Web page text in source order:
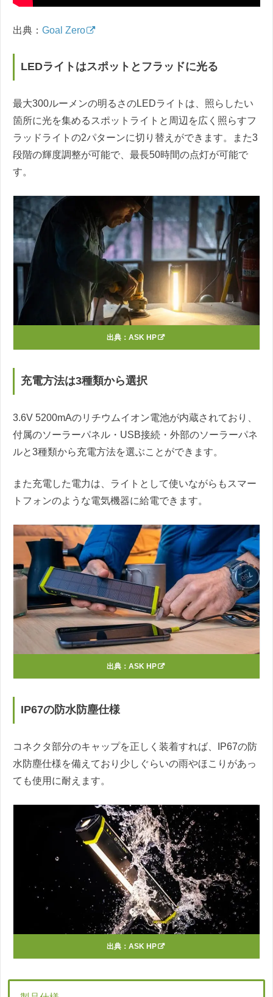
出典： Goal Zero
LEDライトはスポットとフラッドに光る
最大300ルーメンの明るさのLEDライトは、照らしたい
箇所に光を集めるスポットライトと周辺を広く照らすフ
ラッドライトの2パターンに切り替えができます。また3
段階の輝度調整が可能で、最長50時間の点灯が可能で
す。
出典： ASK HP
充電方法は3種類から選択
3.6V 5200mAのリチウムイオン電池が内蔵されており、
付属のソーラーパネル・USB接続・外部のソーラーパネ
ルと3種類から充電方法を選ぶことができます。
また充電した電力は、ライトとして使いながらもスマー
トフォンのような電気機器に給電できます。
出典： ASK HP
IP67の防水防塵仕様
コネクタ部分のキャップを正しく装着すれば、IP67の防
水防塵仕様を備えており少しぐらいの雨やほこりがあっ
ても使用に耐えます。
出典： ASK HP